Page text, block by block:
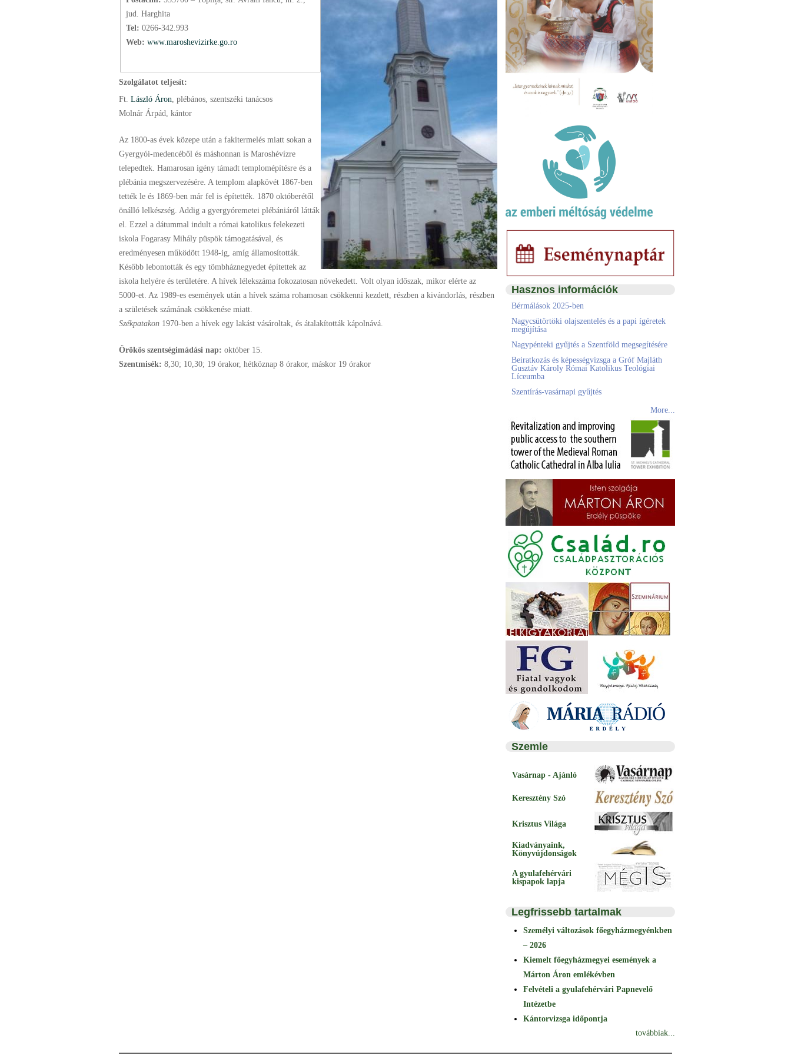
jud. Harghita
Tel: 0266-342.993
Web: www.maroshevizirke.go.ro
Szolgálatot teljesít:
Ft. László Áron , plébános , szentszéki tanácsos
Molnár Árpád, kántor
Az 1800-as évek közepe után a fakitermelés miatt sokan a
Gyergyói-medencéből és máshonnan is Maroshévízre
telepedtek. Hamarosan igény támadt templomépítésre és a
plébánia megszervezésére. A templom alapkövét 1867-ben
tették le és 1869-ben már fel is építették. 1870 októberétől
önálló lelkészség. Addig a gyergyóremetei plébániáról látták
el. Ezzel a dátummal indult a római katolikus felekezeti
iskola Fogarasy Mihály püspök támogatásával, és
eredményesen működött 1948-ig, amíg államosították.
Később lebontották és egy tömbháznegyedet építettek az
iskola helyére és területére. A hívek lélekszáma fokozatosan növekedett. Volt olyan időszak, mikor elérte az
5000-et. Az 1989-es események után a hívek száma rohamosan csökkenni kezdett, részben a kivándorlás, részben
a születések számának csökkenése miatt.
Székpatakon 1970-ben a hívek egy lakást vásároltak, és átalakították kápolnává.
Örökös szentségimádási nap: október 15.
Szentmisék: 8,30; 10,30; 19 órakor, hétköznap 8 órakor, máskor 19 órakor
Hasznos információk
Bérmálások 2025-ben
Nagycsütörtöki olajszentelés és a papi ígéretek
megújítása
Nagypénteki gyűjtés a Szentföld megsegítésére
Beiratkozás és képességvizsga a Gróf Majláth
Gusztáv Károly Római Katolikus Teológiai
Líceumba
Szentírás-vasárnapi gyűjtés
More...
Szemle
Vasárnap - Ajánló
Keresztény Szó
Krisztus Világa
Kiadványaink,
Könyvújdonságok
A gyulafehérvári
kispapok lapja
Legfrissebb tartalmak
Személyi változások főegyházmegyénkben
– 2026
Kiemelt főegyházmegyei események a
Márton Áron emlékévben
Felvételi a gyulafehérvári Papnevelő
Intézetbe
Kántorvizsga időpontja
továbbiak...